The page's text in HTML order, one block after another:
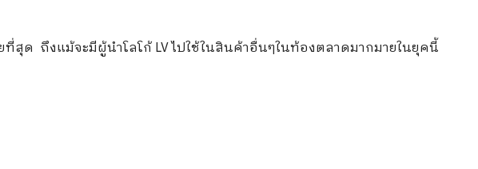
ที่สุด ถึงแม้จะมีผู้นำโลโก้ LV ไปใช้ในสินค้าอื่นๆในท้องตลาดมากมายในยุคนี้